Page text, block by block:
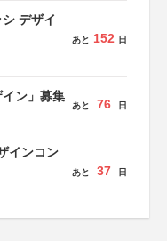
デザイ
あと 152 日
ン」募集
あと 76 日
インコン
あと 37 日